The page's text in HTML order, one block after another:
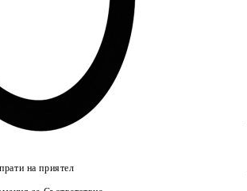
на приятел